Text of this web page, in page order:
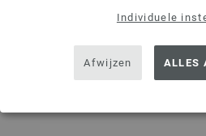
Individuele
Afwijzen ALLES